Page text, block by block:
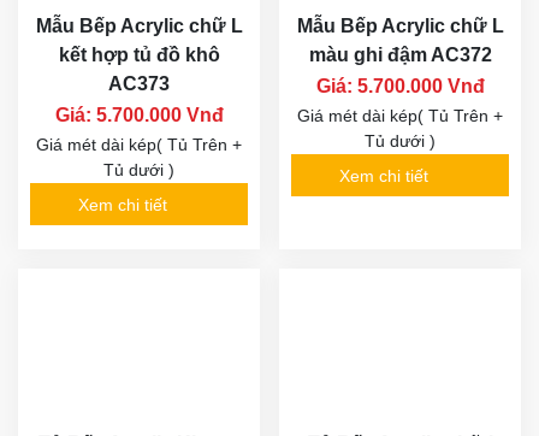
Mẫu Bếp Acrylic chữ L
kết hợp tủ đồ khô
AC373
Giá: 5.700.000 Vnđ
Giá mét dài kép( Tủ Trên +
Tủ dưới )
Xem chi tiết
Mẫu Bếp Acrylic chữ L
màu ghi đậm AC372
Giá: 5.700.000 Vnđ
Giá mét dài kép( Tủ Trên +
Tủ dưới )
Xem chi tiết